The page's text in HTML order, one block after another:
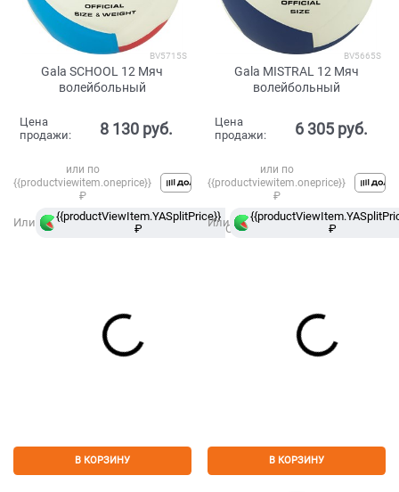
BV5715S
Gala SCHOOL 12 Мяч
волейбольный
Цена
продажи:
8 130 руб.
или по
{{productviewitem.oneprice}}
₽
Или
{{productViewItem.YASplitPrice}}
₽
в
Сплит
В КОРЗИНУ
BV5665S
Gala MISTRAL 12 Мяч
волейбольный
Цена
продажи:
6 305 руб.
или по
{{productviewitem.oneprice}}
₽
Или
₽
В КОРЗИНУ